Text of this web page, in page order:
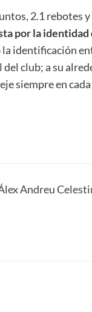
2.1 rebotes
por la
identificación
club; a su
siempre en
Andreu